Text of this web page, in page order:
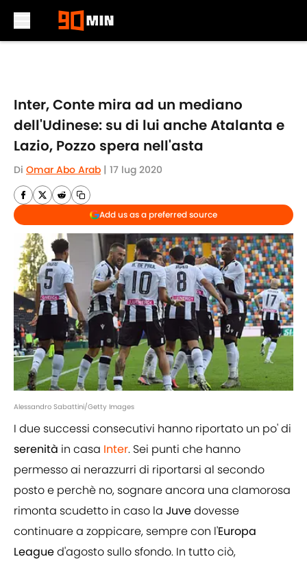
Inter, Conte mira ad un mediano
dell'Udinese: su di lui anche Atalanta e
Lazio, Pozzo spera nell'asta
Di Omar Abo Arab | 17 lug 2020
Add us as a preferred source
Alessandro Sabattini/Getty Images
I due successi consecutivi hanno riportato un po' di
serenità in casa Inter. Sei punti che hanno
permesso ai nerazzurri di riportarsi al secondo
posto e perchè no, sognare ancora una clamorosa
rimonta scudetto in caso la Juvedovesse
continuare a zoppicare, sempre con l'Europa
Leagued'agosto sullo sfondo. In tutto ciò,